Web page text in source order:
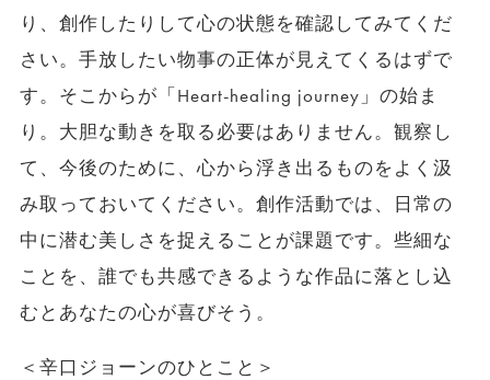
り、創作したりして心の状態を確認してみてくだ
さい。手放したい物事の正体が見えてくるはずで
す。そこからが「Heart-healing journey」の始ま
り。大胆な動きを取る必要はありません。観察し
て、今後のために、心から浮き出るものをよく汲
み取っておいてください。創作活動では、日常の
中に潜む美しさを捉えることが課題です。些細な
ことを、誰でも共感できるような作品に落とし込
むとあなたの心が喜びそう。
＜辛口ジョーンのひとこと＞